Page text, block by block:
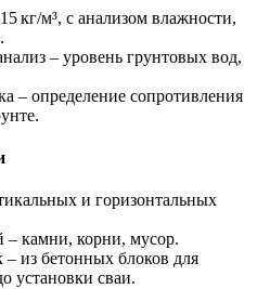
кг/м³, с анализом влажности,
– уровень грунтовых вод,
– определение сопротивления
и горизонтальных
– камни, корни, мусор.
– из бетонных блоков для
установки сваи.